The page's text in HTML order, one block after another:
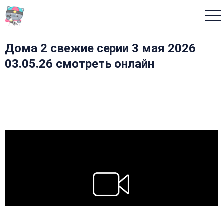
Дома 2 свежие серии 3 мая 2026
03.05.26 смотреть онлайн